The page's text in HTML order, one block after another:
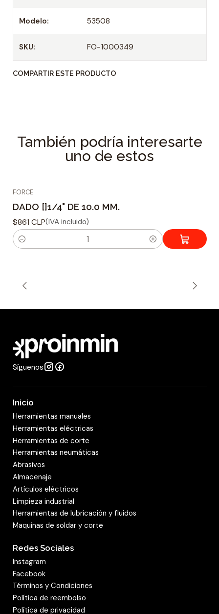
Modelo: 53508
SKU: FO-1000349
COMPARTIR ESTE PRODUCTO
También podría interesarte
uno de estos
FORCE
DADO []1/4" DE 10.0 MM.
$861 CLP(IVA incluido)
C
d
Síguenos
Inicio
Herramientas manuales
Herramientas eléctricas
Herramientas de corte
Herramientas neumáticas
Abrasivos
Almacenaje
Artículos eléctricos
Limpieza industrial
Herramientas de lubricación y fluidos
Maquinas de soldar y corte
Redes Sociales
Instagram
Facebook
Términos y Condiciones
Política de reembolso
Política de privacidad